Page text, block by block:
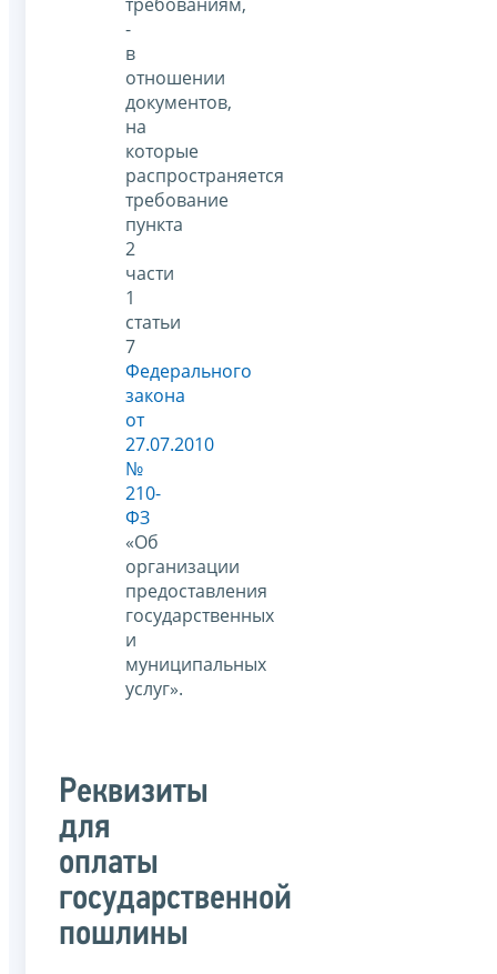
требованиям,
-
в
отношении
документов,
на
которые
распространяется
требование
пункта
2
части
1
статьи
7
Федерального
закона
от
27.07.2010
№
210-
ФЗ
«Об
организации
предоставления
государственных
и
муниципальных
услуг».
Реквизиты
для
оплаты
государственной
пошлины